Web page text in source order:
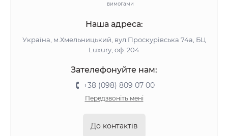
вимогами
Наша адреса:
Україна, м.Хмельницький, вул.Проскурівська 74а, БЦ
Luxury, оф. 204
Зателефонуйте нам:
+38 (098) 809 07 00
Передзвоніть мені
До контактів